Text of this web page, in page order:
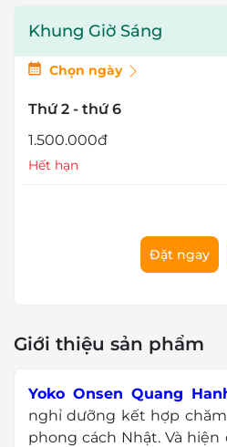
Khung Giờ Sáng
Chọn ngày
Thứ 2 - thứ 6
1.500.000đ
Hết hạn
Đặt ngay
Giới thiệu sản phẩm
Yoko Onsen Quang
nghỉ dưỡng kết hợp
phong cách Nhật. Và hiện